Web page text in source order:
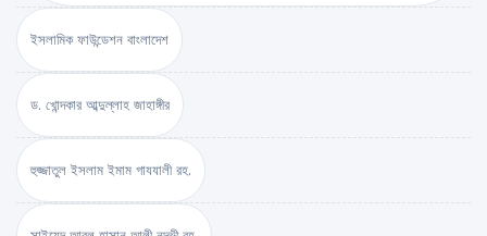
ইসলামিক ফাউন্ডেশন বাংলাদেশ
ড. খোন্দকার আব্দুল্লাহ জাহাঙ্গীর
হুজ্জাতুল ইসলাম ইমাম গাযযালী রহ.